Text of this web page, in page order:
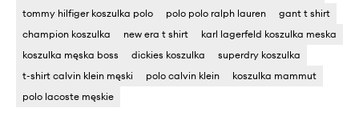
tommy hilfiger koszulka polo
polo polo ralph lauren
gant t shirt
champion koszulka
new era t shirt
karl lagerfeld koszulka meska
koszulka męska boss
dickies koszulka
superdry koszulka
t-shirt calvin klein męski
polo calvin klein
koszulka mammut
polo lacoste męskie